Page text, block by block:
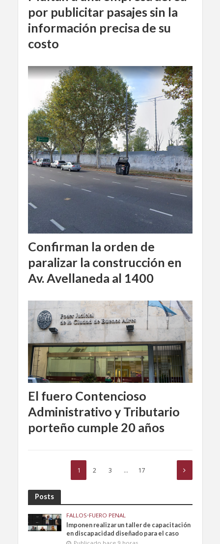
por publicitar pasajes sin la
información precisa de su
costo
Confirman la orden de
paralizar la construcción en
Av. Avellaneda al 1400
El fuero Contencioso
Administrativo y Tributario
porteño cumple 20 años
1 2 3 … 17
Posts
FALLOS•FUERO PENAL
Imponen realizar un taller de capacitación
en discapacidad diseñado para el caso